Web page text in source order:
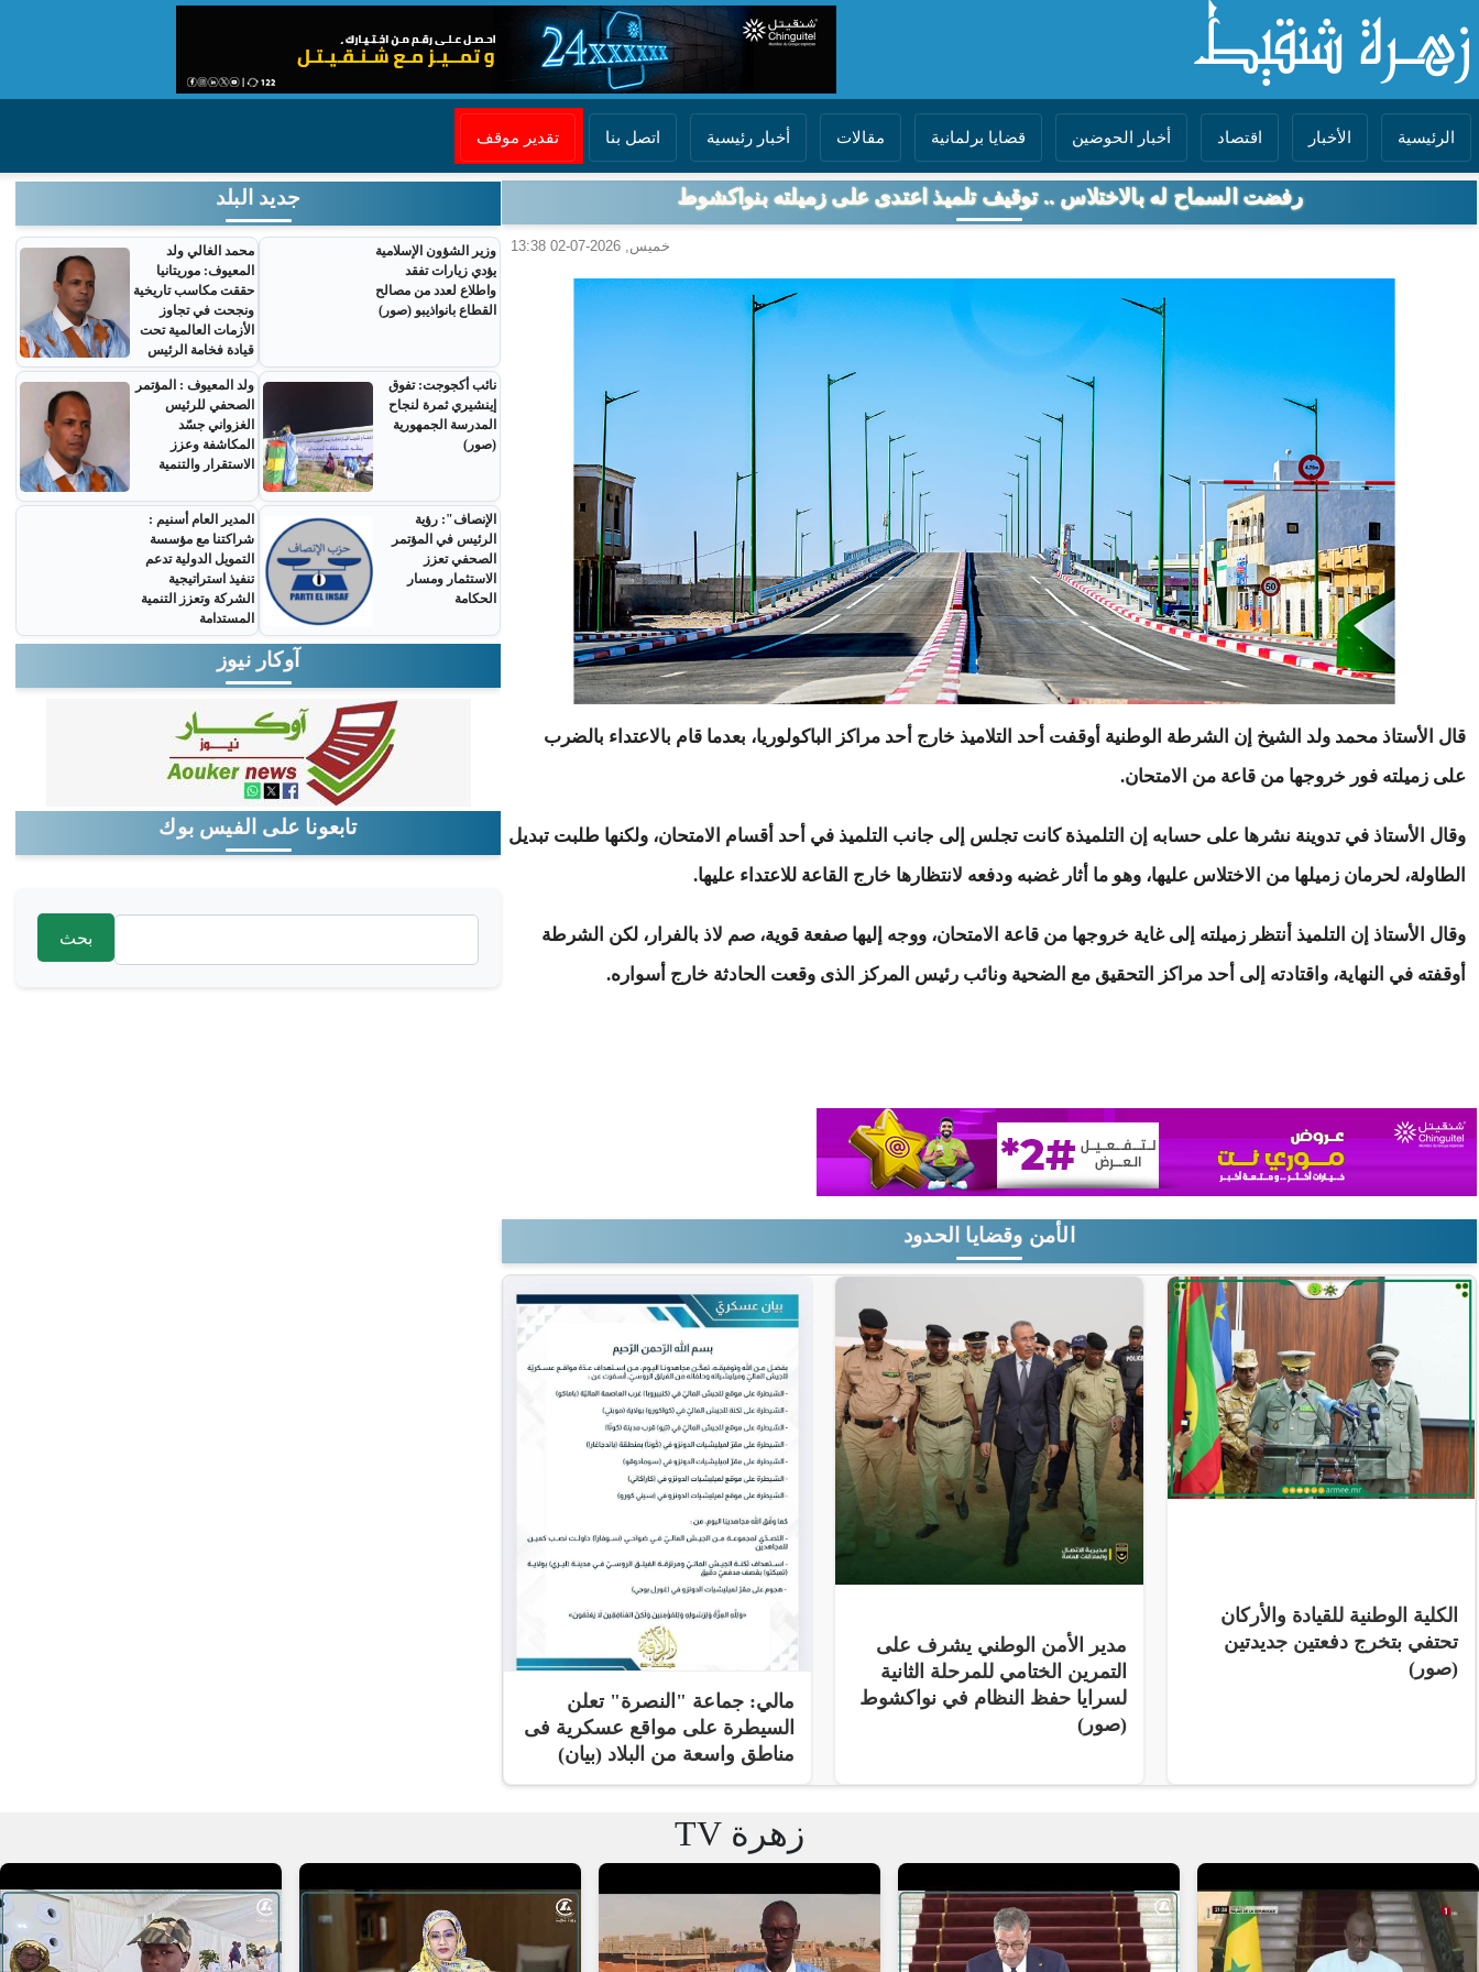
الرئيسية الأخبار اقتصاد أخبار الحوضين قضايا برلمانية مقالات أخبار رئيسية اتصل بنا تقدير موقف
رفضت السماح له بالاختلاس .. توقيف تلميذ اعتدى على زميلته بنواكشوط
خميس, 2026-07-02 13:38
قال الأستاذ محمد ولد الشيخ إن الشرطة الوطنية أوقفت أحد التلاميذ خارج أحد مراكز الباكولوريا، بعدما قام بالاعتداء بالضرب
على زميلته فور خروجها من قاعة من الامتحان.
وقال الأستاذ في تدوينة نشرها على حسابه إن التلميذة كانت تجلس إلى جانب التلميذ في أحد أقسام الامتحان، ولكنها طلبت تبديل
الطاولة، لحرمان زميلها من الاختلاس عليها، وهو ما أثار غضبه ودفعه لانتظارها خارج القاعة للاعتداء عليها.
وقال الأستاذ إن التلميذ أنتظر زميلته إلى غاية خروجها من قاعة الامتحان، ووجه إليها صفعة قوية، صم لاذ بالفرار، لكن الشرطة
أوقفته في النهاية، واقتادته إلى أحد مراكز التحقيق مع الضحية ونائب رئيس المركز الذى وقعت الحادثة خارج أسواره.
الأمن وقضايا الحدود
الكلية الوطنية للقيادة والأركان
تحتفي بتخرج دفعتين جديدتين
(صور)
مدير الأمن الوطني يشرف على
التمرين الختامي للمرحلة الثانية
لسرايا حفظ النظام في نواكشوط
(صور)
مالي: جماعة "النصرة" تعلن
السيطرة على مواقع عسكرية فى
مناطق واسعة من البلاد (بيان)
جديد البلد
وزير الشؤون الإسلامية
يؤدي زيارات تفقد
واطلاع لعدد من مصالح
القطاع بانواذيبو (صور)
محمد الغالي ولد
المعيوف: موريتانيا
حققت مكاسب تاريخية
ونجحت في تجاوز
الأزمات العالمية تحت
قيادة فخامة الرئيس
نائب أكجوجت: تفوق
إينشيري ثمرة لنجاح
المدرسة الجمهورية
(صور)
ولد المعيوف : المؤتمر
الصحفي للرئيس
الغزواني جسّد
المكاشفة وعزز
الاستقرار والتنمية
الإنصاف": رؤية
الرئيس في المؤتمر
الصحفي تعزز
الاستثمار ومسار
الحكامة
المدير العام أسنيم :
شراكتنا مع مؤسسة
التمويل الدولية تدعم
تنفيذ استراتيجية
الشركة وتعزز التنمية
المستدامة
آوكار نيوز
تابعونا على الفيس بوك
‏بحث ‏
زهرة TV